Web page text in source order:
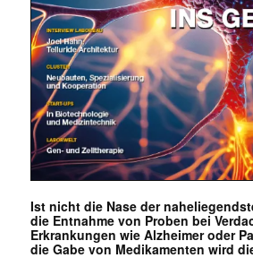
Ist nicht die Nase der
die Entnahme von Proben bei
Erkrankungen wie Alzheimer oder
die Gabe von Medikamenten wird